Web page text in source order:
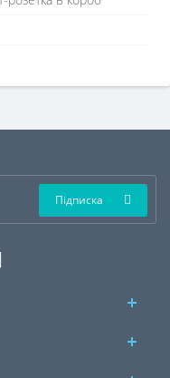
Підписка